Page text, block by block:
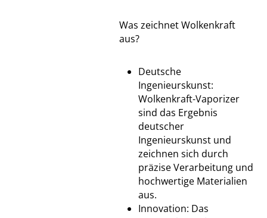
Was zeichnet Wolkenkraft
aus?
Deutsche
Ingenieurskunst:
Wolkenkraft-Vaporizer
sind das Ergebnis
deutscher
Ingenieurskunst und
zeichnen sich durch
präzise Verarbeitung und
hochwertige Materialien
aus.
Innovation: Das